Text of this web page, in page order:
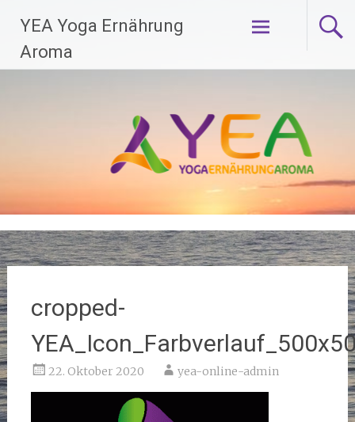
Inhalt
springen
YEA Yoga Ernährung
Aroma
cropped-
22. Oktober 2020 yea-online-admin